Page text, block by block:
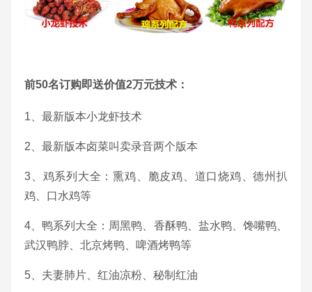
前50名订购即送价值2万元技术：
1、最新版本小龙虾技术
2、最新版本卤菜叫卖录音两个版本
3、鸡系列大全：熏鸡、脆皮鸡、道口烧鸡、德州扒
鸡、口水鸡等
4、鸭系列大全：周黑鸭、香酥鸭、盐水鸭、馋嘴鸭、
武汉鸭脖、北京烤鸭、啤酒烤鸭等
5、夫妻肺片、红油凉粉、秘制红油